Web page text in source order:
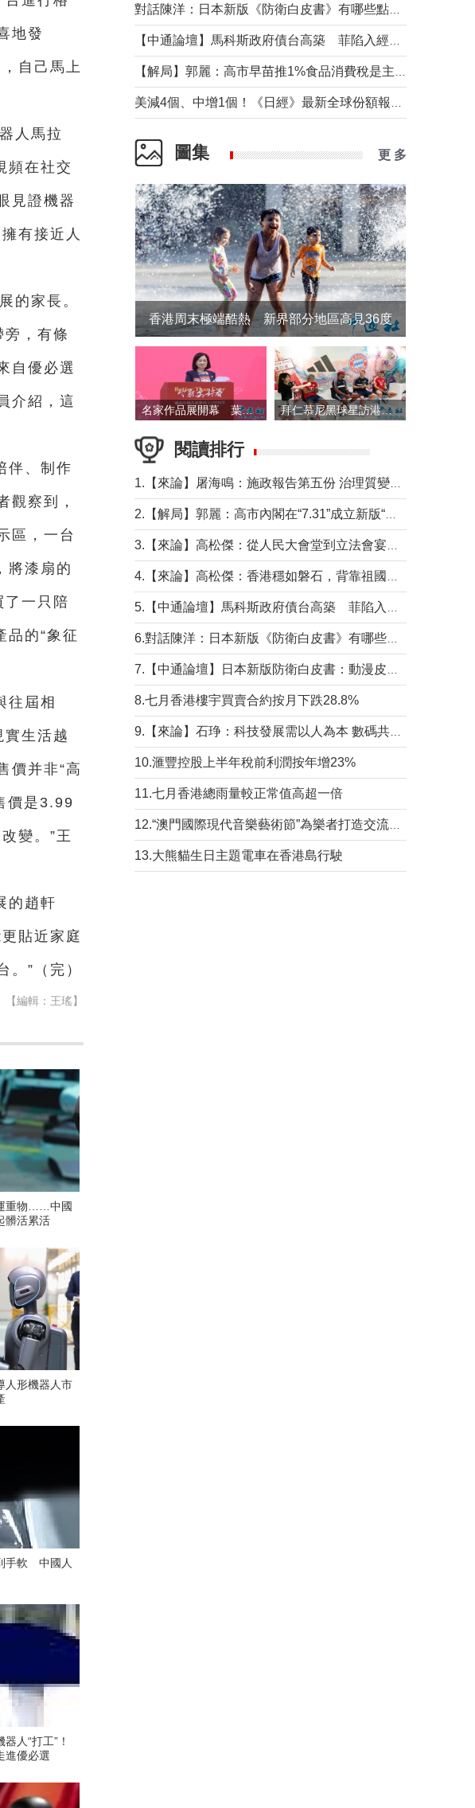
地發
自己馬上
人馬拉
頻在社交
見證機器
有接近人
的家長。
旁，有條
自優必選
介紹，這
伴、制作
觀察到，
區，一台
將漆扇的
了一只陪
品的“象征
往屆相
實生活越
價并非“高
價是3.99
變。”王
的趙軒
貼近家庭
”（完）
【編輯：王瑤】
重物……中國
髒活累活
人形機器人市
手軟 中國人
人“打工”！
進優必選
圖集 更 多
香港周末極端酷熱 新界部分地區高見36度
名家作品展開幕 葉劉淑儀出席並致辭 拜仁慕尼黑球星訪港 與球迷近距離互動
閱讀排行
8.七月香港樓宇買賣合約按月下跌28.8%
10.滙豐控股上半年稅前利潤按年增23%
11.七月香港總雨量較正常值高超一倍
13.大熊貓生日主題電車在香港島行駛